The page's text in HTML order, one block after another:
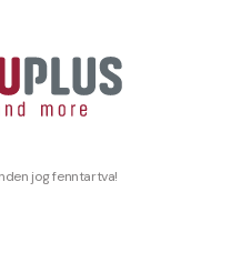
jog fenntartva!